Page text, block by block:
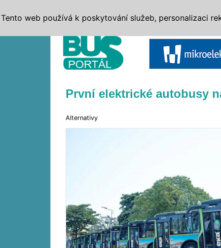
První elektrické autobusy
Alternativy
Tento web používá k poskytování služeb, personalizaci